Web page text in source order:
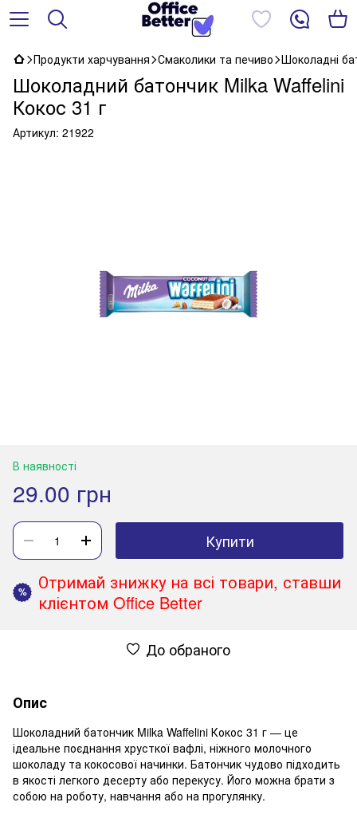
Продукти харчування Смаколики та печиво Шоколадні
Шоколадний батончик Milka Waffelini
Кокос 31 г
Артикул: 21922
В наявності
29.00 грн
Купити
%
Отримай знижку на всі товари, ставши
клієнтом Office Better
До обраного
Опис
Шоколадний батончик Milka Waffelini Кокос 31 г — це
ідеальне поєднання хрусткої вафлі, ніжного молочного
шоколаду та кокосової начинки. Батончик чудово підходить
в якості легкого десерту або перекусу. Його можна брати з
собою на роботу, навчання або на прогулянку.